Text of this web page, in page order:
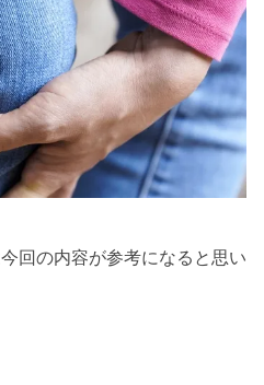
回の内容が参考になると思い